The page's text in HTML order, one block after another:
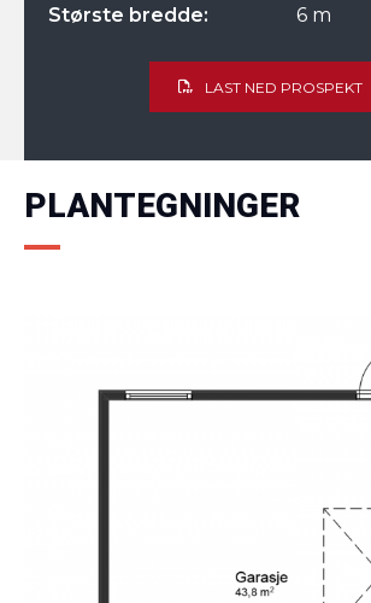
Største bredde:
6 m
LAST NED PROSPEKT
PLANTEGNINGER